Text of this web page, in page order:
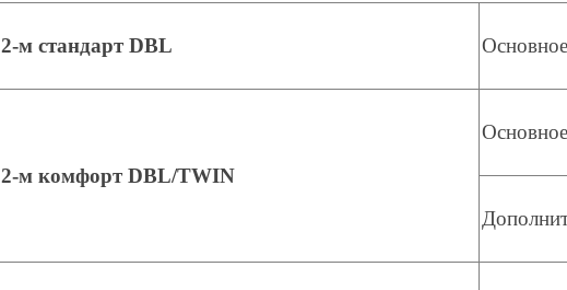
2-м стандарт DBL Основное
2-м комфорт DBL/TWIN
Основное